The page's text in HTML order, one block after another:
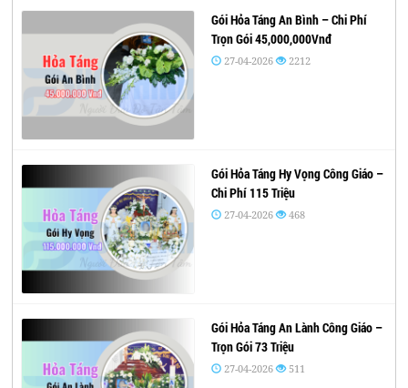
Gói Hỏa Táng An Bình – Chi Phí
Trọn Gói 45,000,000Vnđ
27-04-2026 2212
Gói Hỏa Táng Hy Vọng Công Giáo –
Chi Phí 115 Triệu
27-04-2026 468
Gói Hỏa Táng An Lành Công Giáo –
Trọn Gói 73 Triệu
27-04-2026 511